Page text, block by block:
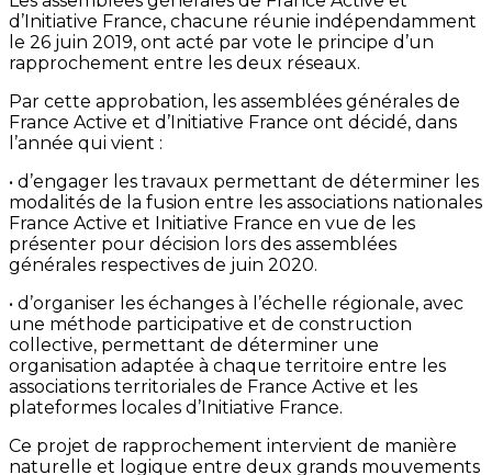
d’Initiative France, chacune réunie indépendamment
le 26 juin 2019, ont acté par vote le principe d’un
rapprochement entre les deux réseaux.
Par cette approbation, les assemblées générales de
France Active et d’Initiative France ont décidé, dans
l’année qui vient :
• d’engager les travaux permettant de déterminer les
modalités de la fusion entre les associations nationales
France Active et Initiative France en vue de les
présenter pour décision lors des assemblées
générales respectives de juin 2020.
• d’organiser les échanges à l’échelle régionale, avec
une méthode participative et de construction
collective, permettant de déterminer une
organisation adaptée à chaque territoire entre les
associations territoriales de France Active et les
plateformes locales d’Initiative France.
Ce projet de rapprochement intervient de manière
naturelle et logique entre deux grands mouvements